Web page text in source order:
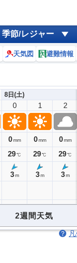
季節/レジャー
天気図 避難情報
8日(土)
0
0 mm
29℃
3 m
1
0 mm
29℃
3 m
2
0 mm
29℃
3 m
2週間天気